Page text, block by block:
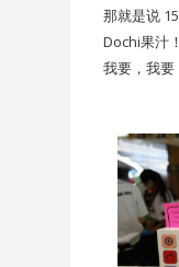
那就是说
Dochi果汁！
我要，我要